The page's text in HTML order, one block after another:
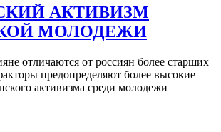
АКТИВИЗМ
МОЛОДЕЖИ
отличаются от россиян более старших
предопределяют более высокие
активизма среди молодежи